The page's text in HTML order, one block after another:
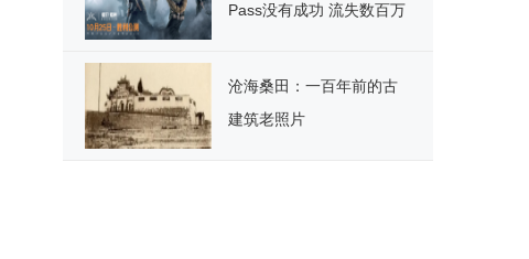
Pass没有成功 流失数百万
沧海桑田：一百年前的古
建筑老照片